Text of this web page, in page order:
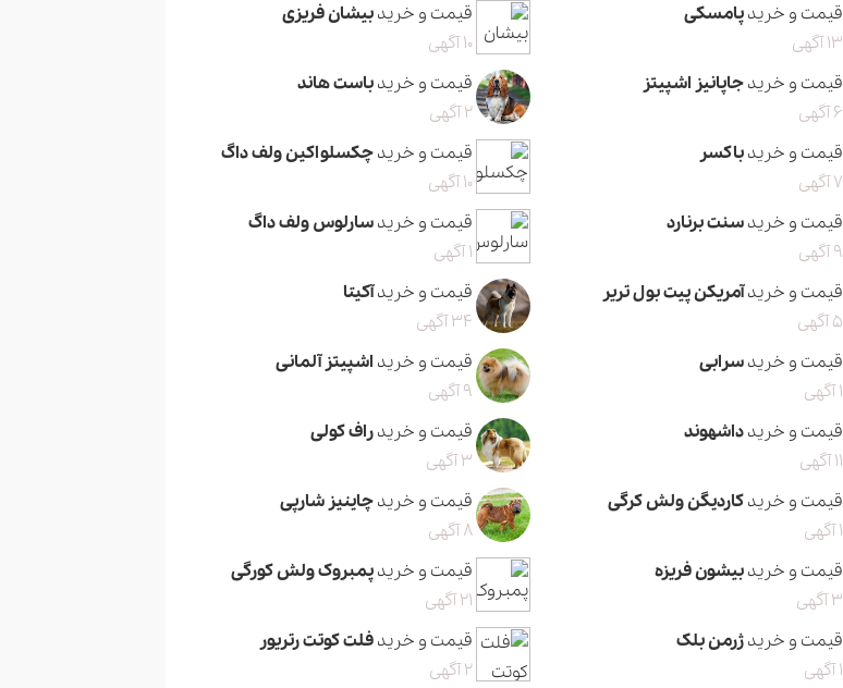
قیمت و خریدپامسکی
13 آگهی
قیمت و خریدبیشان فریزی
10 آگهی
قیمت و خریدجاپانیز اشپیتز
6 آگهی
قیمت و خریدباست هاند
2 آگهی
قیمت و خریدباکسر
7 آگهی
قیمت و خریدچکسلواکین ولف داگ
10 آگهی
قیمت و خریدسنت برنارد
9 آگهی
قیمت و خریدسارلوس ولف داگ
1 آگهی
قیمت و خریدآمریکن پیت بول تریر
5 آگهی
قیمت و خریدآکیتا
34 آگهی
قیمت و خریدسرابی
1 آگهی
قیمت و خرید اشپیتز آلمانی
9 آگهی
قیمت و خریدداشهوند
11 آگهی
قیمت و خریدراف کولی
3 آگهی
قیمت و خریدکاردیگن ولش کرگی
1 آگهی
قیمت و خریدچاینیز شارپی
8 آگهی
قیمت و خریدبیشون فریزه
3 آگهی
قیمت و خریدپمبروک ولش کورگی
21 آگهی
قیمت و خریدژرمن بلک
1 آگهی
قیمت و خریدفلت کوتت رتریور
2 آگهی